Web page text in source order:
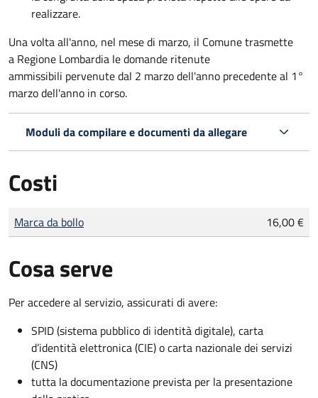
realizzare.
Una volta all'anno, nel mese di marzo, il Comune trasmette
a Regione Lombardia le domande ritenute
ammissibili pervenute dal 2 marzo dell'anno precedente al 1°
marzo dell'anno in corso.
Moduli da compilare e documenti da allegare
Costi
Tipo di pagamento
Importo
Marca da bollo 16,00 €
Cosa serve
Per accedere al servizio, assicurati di avere:
SPID (sistema pubblico di identità digitale), carta
d’identità elettronica (CIE) o carta nazionale dei servizi
(CNS)
tutta la documentazione prevista per la presentazione